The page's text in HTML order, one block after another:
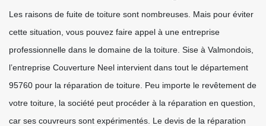
Les raisons de fuite de toiture sont nombreuses. Mais pour éviter
cette situation, vous pouvez faire appel à une entreprise
professionnelle dans le domaine de la toiture. Sise à Valmondois,
l’entreprise Couverture Neel intervient dans tout le département
95760 pour la réparation de toiture. Peu importe le revêtement de
votre toiture, la société peut procéder à la réparation en question,
car ses couvreurs sont expérimentés. Le devis de la réparation